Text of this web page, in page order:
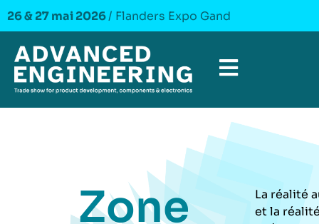
26 & 27 mai 2026/ Flanders Expo Gand
Zone
La réalité
et la